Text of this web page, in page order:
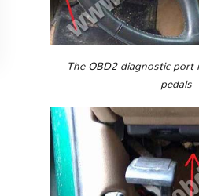
The OBD2 diagnostic port
pedals